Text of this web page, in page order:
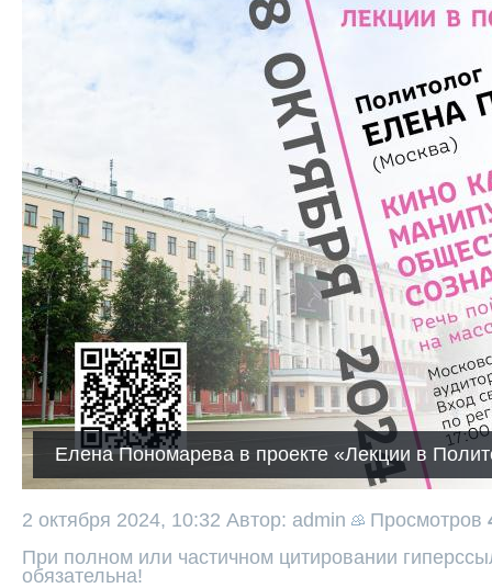
Елена Пономарева в проекте «Лекции в
2 октября 2024, 10:32 Автор: admin Просмотров
При полном или частичном цитировании
обязательна!